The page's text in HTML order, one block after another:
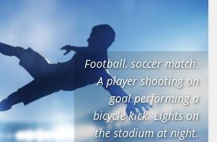
Football, soccer match.
A player shooting on
goal performing a
bicycle kick. Lights on
the stadium at night.